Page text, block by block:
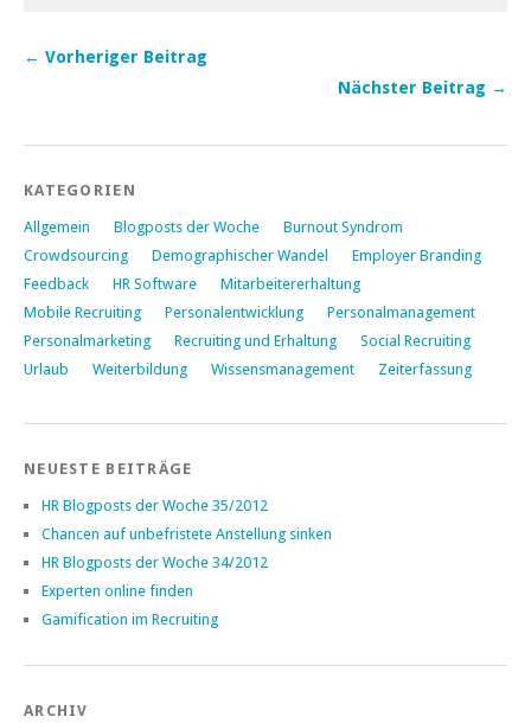
← Vorheriger Beitrag
Nächster Beitrag →
KATEGORIEN
Allgemein Blogposts der Woche
Burnout Syndrom
Crowdsourcing
Demographischer Wandel
Employer Branding
Feedback
HR Software
Mitarbeitererhaltung
Mobile Recruiting
Personalentwicklung
Personalmanagement
Personalmarketing
Recruiting und Erhaltung
Social Recruiting
Urlaub
Weiterbildung Wissensmanagement Zeiterfassung
NEUESTE BEITRÄGE
HR Blogposts der Woche 35/2012
Chancen auf unbefristete Anstellung sinken
HR Blogposts der Woche 34/2012
Experten online finden
Gamification im Recruiting
ARCHIV